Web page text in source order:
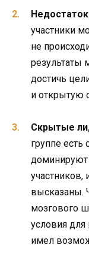
участники
не
результаты
достичь
и открытую
Скрытые
группе есть
доминируют
высказаны.
мозгового
условия
имел